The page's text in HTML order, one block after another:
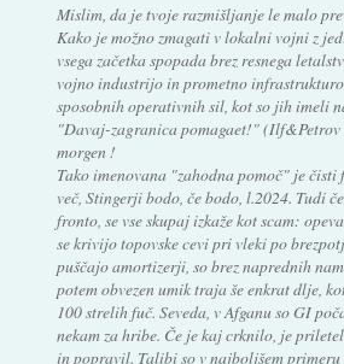
Mislim, da je tvoje razmišljanje le malo
Kako je možno zmagati v lokalni vojni z
vsega začetka spopada brez resnega
vojno industrijo in prometno
sposobnih operativnih sil, kot so jih imeli
"Davaj-zagranica pomagaet!"
morgen !
Tako imenovana "zahodna pomoč" je
več, Stingerji bodo, če bodo, l.2024. Tudi
fronto, se vse skupaj izkaže kot scam:
se krivijo topovske cevi pri vleki po
puščajo amortizerji, so brez naprednih
potem obvezen umik traja še enkrat dlje,
100 strelih fuč. Seveda, v Afganu so GI
nekam za hribe. Če je kaj crknilo, je
in popravil. Talibi so v najboljšem